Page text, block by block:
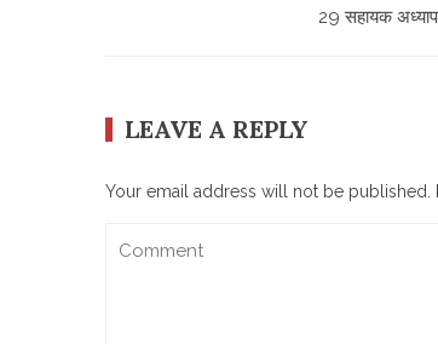
29 सहायक
LEAVE A REPLY
Your email address will not be published.